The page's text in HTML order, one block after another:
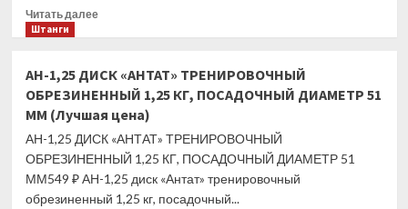
ММ
цена)
Читать далееПрочитать
ДИСК
«АНТАТ»
ТРЕНИРОВОЧНЫЙ
ОБРЕЗИНЕННЫЙ
КГ,
ПОСАДОЧНЫЙ
ДИАМЕТР
Штанги
АН-1,25 ДИСК «АНТАТ» ТРЕНИРОВОЧНЫЙ
ОБРЕЗИНЕННЫЙ 1,25 КГ, ПОСАДОЧНЫЙ ДИАМЕТР 51
ММ (Лучшая цена)
АН-1,25 ДИСК «АНТАТ» ТРЕНИРОВОЧНЫЙ
ОБРЕЗИНЕННЫЙ 1,25 КГ, ПОСАДОЧНЫЙ ДИАМЕТР 51
ММ549 ₽ АН-1,25 диск «Антат» тренировочный
обрезиненный 1,25 кг, посадочный...